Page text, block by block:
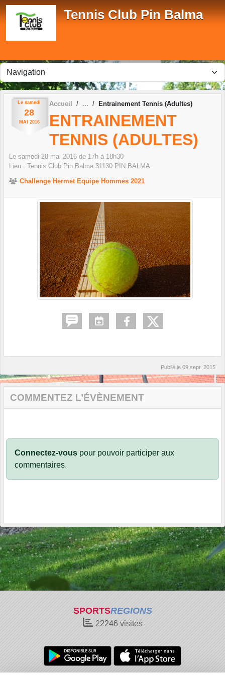
Tennis Club Pin Balma
Le samedi
28
MAI 2016
Accueil Entrainement Tennis (Adultes)
ENTRAINEMENT
TENNIS (ADULTES)
Le samedi 28 mai 2016 de 17h à 18h30
Lieu : Tennis Club Pin Balma 31130 PIN BALMA
Challenge Hermet Equipe Hommes 2021
Publié le 09 sept. 2015
COMMENTEZ L’ÉVÈNEMENT
Connectez-vous pour pouvoir participer aux
commentaires.
SPORTSREGIONS
22246visites
Panneau de gestion des cookies